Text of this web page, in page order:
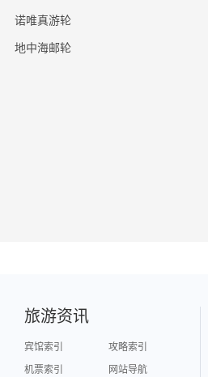
诺唯真游轮
地中海邮轮
旅游资讯
宾馆索引
攻略索引
机票索引
网站导航